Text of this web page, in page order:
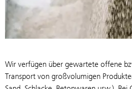
Wir verfügen über gewartete offene
Transport von großvolumigen